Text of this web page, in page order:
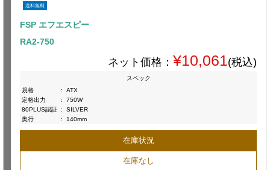
送料無料
FSP エフエスピー
RA2-750
ネット価格： ¥10,061 (税込)
スペック
規格
:
ATX
定格出力
:
750W
80PLUS認証 :
SILVER
奥行
: 140mm
在庫状況
在庫なし